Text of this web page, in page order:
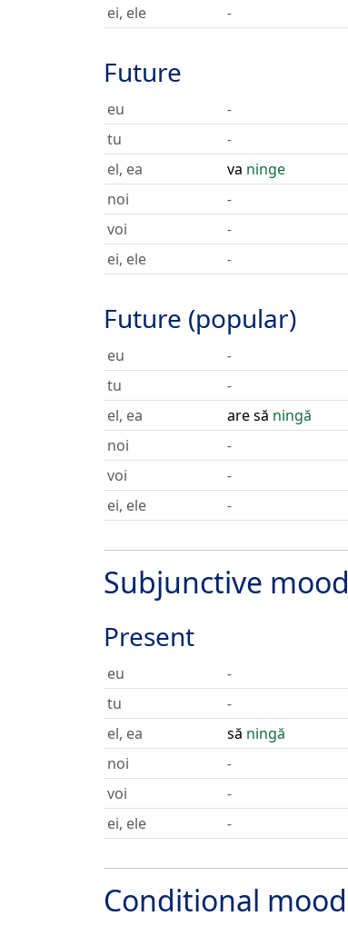
ei, ele
-
Future
eu
-
tu
-
el, ea
va ninge
noi
-
voi
-
ei, ele
-
Future (popular)
eu
-
tu
-
el, ea
are să ningă
noi
-
voi
-
ei, ele
-
Subjunctive mood
Present
eu
-
tu
-
el, ea
să ningă
noi
-
voi
-
ei, ele
-
Conditional mood